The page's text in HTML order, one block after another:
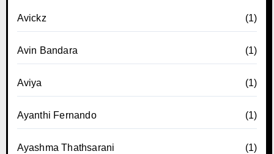
Avickz (1)
Avin Bandara (1)
Aviya (1)
Ayanthi Fernando (1)
Ayashma Thathsarani (1)